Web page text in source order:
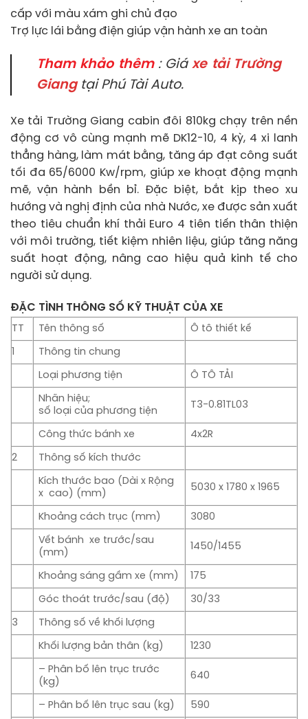
cấp với màu xám ghi chủ đạo
Trợ lực lái bằng điện giúp vận hành xe an toàn
Tham khảo thêm: Giáxe tải Trường
Giangtại Phú Tài Auto.
Xe tải Trường Giang cabin đôi 810kg chạy trên nền
động cơ vô cùng mạnh mẽ DK12-10, 4 kỳ, 4 xi lanh
thẳng hàng, làm mát bằng, tăng áp đạt công suất
tối đa 65/6000 Kw/rpm, giúp xe khoạt động mạnh
mẽ, vận hành bền bỉ. Đặc biệt, bắt kịp theo xu
hướng và nghị định của nhà Nước, xe được sản xuất
theo tiêu chuẩn khí thải Euro 4 tiên tiến thân thiện
với môi trường, tiết kiệm nhiên liệu, giúp tăng năng
suất hoạt động, nâng cao hiệu quả kinh tế cho
người sử dụng.
ĐẶC TÌNH THÔNG SỐ KỸ THUẬT CỦA XE
TT Tên thông số Ô tô thiết kế
Thông tin chung
Loại phương tiện Ô TÔ TẢI
Nhãn hiệu;
số loại của phương tiện
T3-0.81TL03
Công thức bánh xe 4x2R
2 Thông số kích thước
Kích thước bao (Dài x Rộng
x cao) (mm)
5030 x 1780 x 1965
Khoảng cách trục (mm) 3080
Vết bánh xe trước/sau
(mm)
1450/1455
Khoảng sáng gầm xe (mm) 175
Góc thoát trước/sau (độ) 30/33
3 Thông số về khối lượng
Khối lượng bản thân (kg) 1230
– Phân bố lên trục trước
(kg)
640
– Phân bố lên trục sau (kg) 590